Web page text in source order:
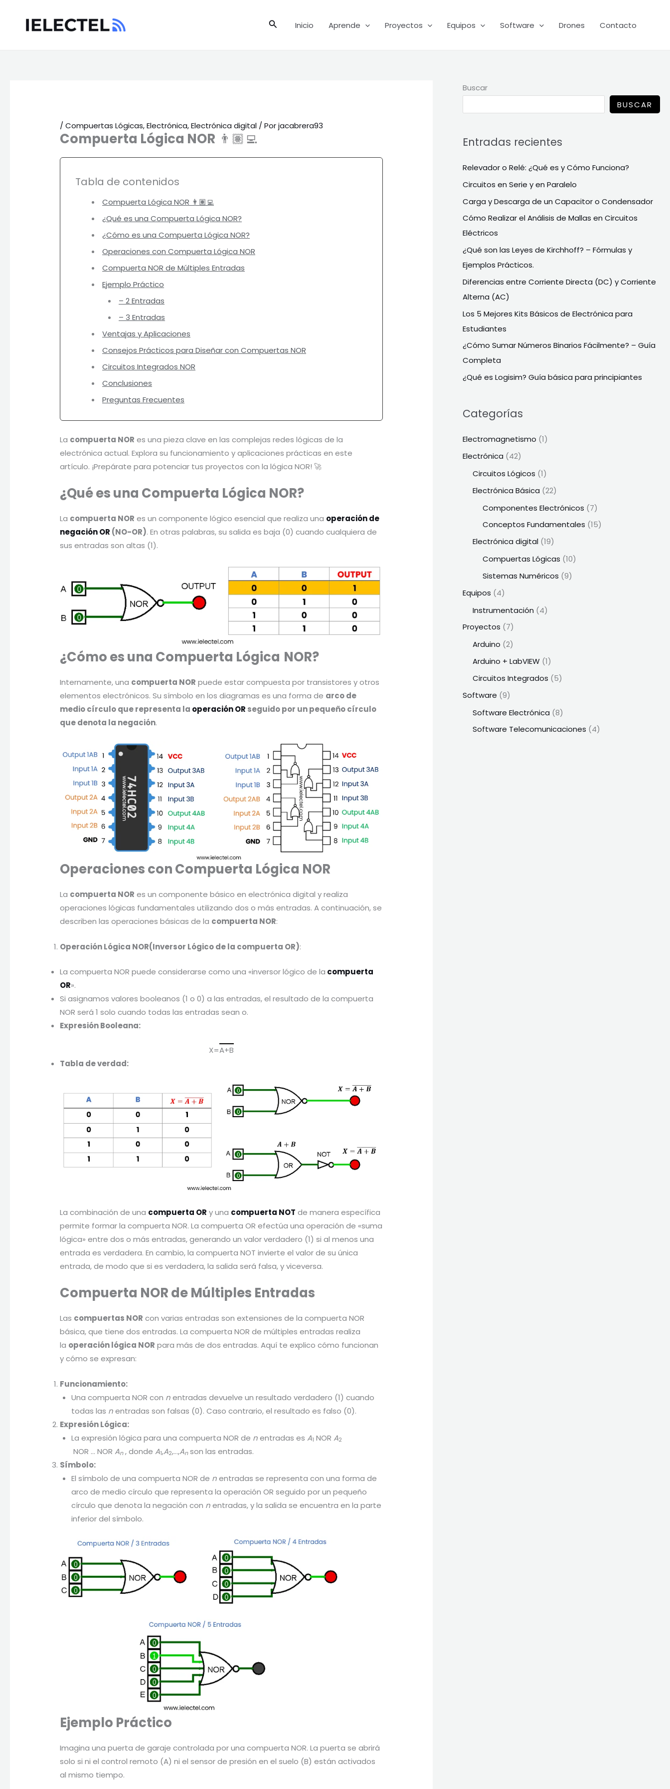
contenido
BuscarInicio Aprende Proyectos Equipos Software Drones Contacto
/Compuertas Lógicas,Electrónica,Electrónica digital / Porjacabrera93
Compuerta Lógica NOR 👨🏽‍💻
Tabla de contenidos
Compuerta Lógica NOR 👨🏽‍💻
¿Qué es una Compuerta Lógica NOR?
¿Cómo es una Compuerta Lógica NOR?
Operaciones con Compuerta Lógica NOR
Compuerta NOR de Múltiples Entradas
Ejemplo Práctico
– 2 Entradas
– 3 Entradas
Ventajas y Aplicaciones
Consejos Prácticos para Diseñar con Compuertas NOR
Circuitos Integrados NOR
Conclusiones
Preguntas Frecuentes
La compuerta NOR es una pieza clave en las complejas redes lógicas de la
electrónica actual. Explora su funcionamiento y aplicaciones prácticas en este
artículo. ¡Prepárate para potenciar tus proyectos con la lógica NOR! 🚀
¿Qué es una Compuerta Lógica NOR?
La compuerta NOR es un componente lógico esencial que realiza una operación de
negación OR (NO-OR). En otras palabras, su salida es baja (0) cuando cualquiera de
sus entradas son altas (1).
¿Cómo es una Compuerta Lógica NOR?
Internamente, una compuerta NOR puede estar compuesta por transistores y otros
elementos electrónicos. Su símbolo en los diagramas es una forma de arco de
medio círculo que representa la operación OR seguido por un pequeño círculo
que denota la negación.
Operaciones con Compuerta Lógica NOR
La compuerta NOR es un componente básico en electrónica digital y realiza
operaciones lógicas fundamentales utilizando dos o más entradas. A continuación, se
describen las operaciones básicas de la compuerta NOR:
Operación Lógica NOR(Inversor Lógico de la compuerta OR):
La compuerta NOR puede considerarse como una «inversor lógico de la compuerta
OR».
Si asignamos valores booleanos (1 o 0) a las entradas, el resultado de la compuerta
NOR será 1 solo cuando todas las entradas sean o.
Expresión Booleana:
X=A+B
Tabla de verdad:
La combinación de una compuerta OR y una compuerta NOT de manera específica
permite formar la compuerta NOR. La compuerta OR efectúa una operación de «suma
lógica» entre dos o más entradas, generando un valor verdadero (1) si al menos una
entrada es verdadera. En cambio, la compuerta NOT invierte el valor de su única
entrada, de modo que si es verdadera, la salida será falsa, y viceversa.
Compuerta NOR de Múltiples Entradas
Las compuertas NOR con varias entradas son extensiones de la compuerta NOR
básica, que tiene dos entradas. La compuerta NOR de múltiples entradas realiza
la operación lógica NOR para más de dos entradas. Aquí te explico cómo funcionan
y cómo se expresan:
Funcionamiento:
Una compuerta NOR con nentradas devuelve un resultado verdadero (1) cuando
todas las nentradas son falsas (0). Caso contrario, el resultado es falso (0).
Expresión Lógica:
La expresión lógica para una compuerta NOR de nentradas es A1 ​ NOR A2
NOR … NOR An​ , donde A1​​,A2​,…,An​ son las entradas.
Símbolo:
El símbolo de una compuerta NOR de nentradas se representa con una forma de
arco de medio círculo que representa la operación OR seguido por un pequeño
círculo que denota la negación con nentradas, y la salida se encuentra en la parte
inferior del símbolo.
Ejemplo Práctico
Imagina una puerta de garaje controlada por una compuerta NOR. La puerta se abrirá
solo si ni el control remoto (A) ni el sensor de presión en el suelo (B) están activados
al mismo tiempo.
Buscar
BUSCAR
Entradas recientes
Relevador o Relé: ¿Qué es y Cómo Funciona?
Circuitos en Serie y en Paralelo
Carga y Descarga de un Capacitor o Condensador
Cómo Realizar el Análisis de Mallas en Circuitos
Eléctricos
¿Qué son las Leyes de Kirchhoff? – Fórmulas y
Ejemplos Prácticos.
Diferencias entre Corriente Directa (DC) y Corriente
Alterna (AC)
Los 5 Mejores Kits Básicos de Electrónica para
Estudiantes
¿Cómo Sumar Números Binarios Fácilmente? – Guía
Completa
¿Qué es Logisim? Guía básica para principiantes
Categorías
Electromagnetismo (1)
Electrónica (42)
Circuitos Lógicos (1)
Electrónica Básica (22)
Componentes Electrónicos (7)
Conceptos Fundamentales (15)
Electrónica digital(19)
Compuertas Lógicas (10)
Sistemas Numéricos (9)
Equipos (4)
Instrumentación (4)
Proyectos (7)
Arduino (2)
Arduino + LabVIEW(1)
Circuitos Integrados (5)
Software (9)
Software Electrónica (8)
Software Telecomunicaciones (4)